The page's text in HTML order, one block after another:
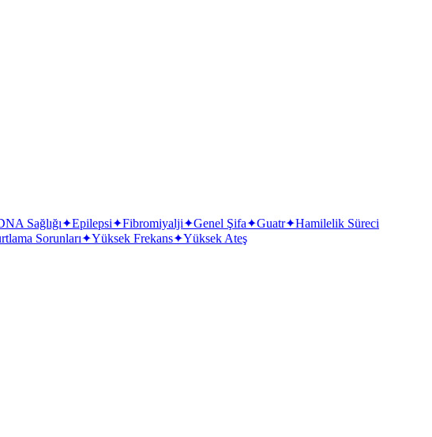
Sağlığı✦Epilepsi✦Fibromiyalji✦Genel Şifa✦Guatr✦Hamilelik Süreci
Sorunları✦Yüksek Frekans✦Yüksek Ateş